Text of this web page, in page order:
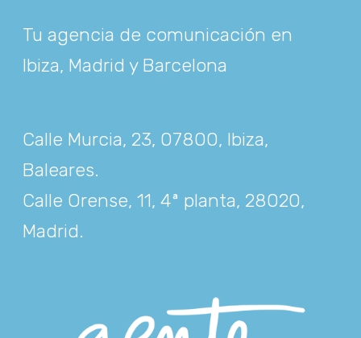
Tu agencia de comunicación en
Ibiza, Madrid y Barcelona
Calle Murcia, 23, 07800, Ibiza,
Baleares.
Calle Orense, 11, 4ª planta, 28020,
Madrid.